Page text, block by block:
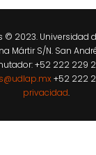
© 2023. Universidad
Mártir S/N. San
+52 222 229
+52 222
privacidad.